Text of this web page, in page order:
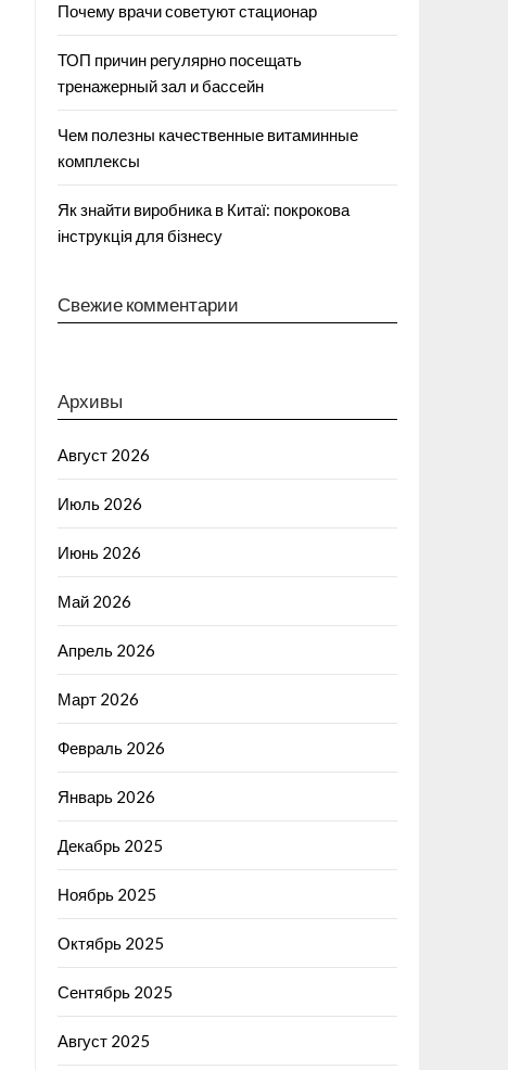
Почему врачи советуют стационар
ТОП причин регулярно посещать
тренажерный зал и бассейн
Чем полезны качественные витаминные
комплексы
Як знайти виробника в Китаї: покрокова
інструкція для бізнесу
Свежие комментарии
Архивы
Август 2026
Июль 2026
Июнь 2026
Май 2026
Апрель 2026
Март 2026
Февраль 2026
Январь 2026
Декабрь 2025
Ноябрь 2025
Октябрь 2025
Сентябрь 2025
Август 2025